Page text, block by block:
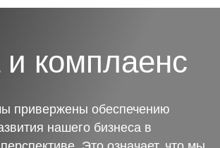
и комплаенс
привержены обеспечению
нашего бизнеса в